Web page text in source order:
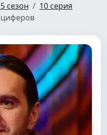
сезон
10 серия